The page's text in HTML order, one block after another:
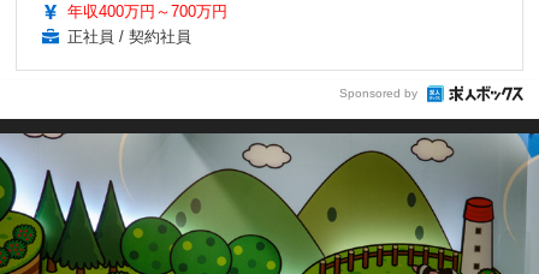
年収400万円～700万円
正社員 / 契約社員
Sponsored by